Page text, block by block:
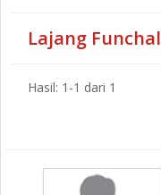
Lajang Funchal
Hasil: 1-1 dari 1